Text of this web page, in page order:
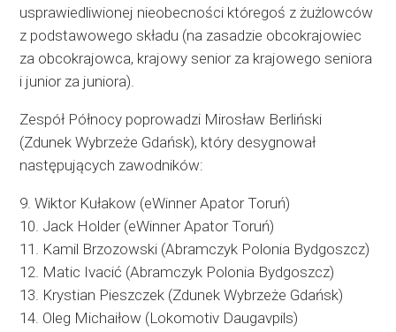
usprawiedliwionej nieobecności któregoś z żużlowców
z podstawowego składu (na zasadzie obcokrajowiec
za obcokrajowca, krajowy senior za krajowego seniora
i junior za juniora).
Zespół Północy poprowadzi Mirosław Berliński
(Zdunek Wybrzeże Gdańsk), który desygnował
następujących zawodników:
9. Wiktor Kułakow (eWinner Apator Toruń)
10. Jack Holder (eWinner Apator Toruń)
11. Kamil Brzozowski (Abramczyk Polonia Bydgoszcz)
12. Matic Ivacić (Abramczyk Polonia Bydgoszcz)
13. Krystian Pieszczek (Zdunek Wybrzeże Gdańsk)
14. Oleg Michaiłow (Lokomotiv Daugavpils)